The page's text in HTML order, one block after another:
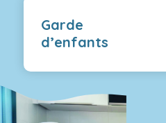
Garde
d’enfants